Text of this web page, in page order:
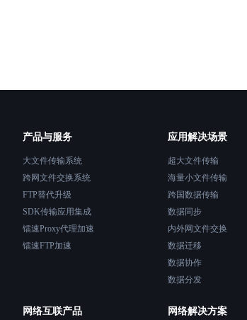
产品与服务
大文件传输系统
跨网文件交换系统
FTP替代升级
SDK传输应用集成
镭速Proxy代理加速
镭速FTP加速
应用解决场景
超大文件传输
海量小文件传输
跨国数据传输
数据同步
内外网文件交换
数据迁移
数据协作
数据分发
网络互联产品 网络解决方案